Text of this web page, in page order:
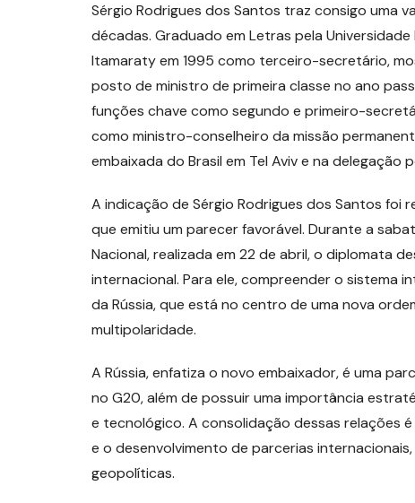
Sérgio Rodrigues dos Santos traz consigo uma
décadas. Graduado em Letras pela
Itamaraty em 1995 como terceiro-secretário,
posto de ministro de primeira classe no ano
funções chave como segundo e primeiro-
como ministro-conselheiro da missão
embaixada do Brasil em Tel Aviv e na delegação
A indicação de Sérgio Rodrigues dos Santos foi
que emitiu um parecer favorável. Durante a
Nacional, realizada em 22 de abril, o diplomata
internacional. Para ele, compreender o sistema
da Rússia, que está no centro de uma nova
multipolaridade.
A Rússia, enfatiza o novo embaixador, é uma
no G20, além de possuir uma importância
e tecnológico. A consolidação dessas relações
e o desenvolvimento de parcerias
geopolíticas.